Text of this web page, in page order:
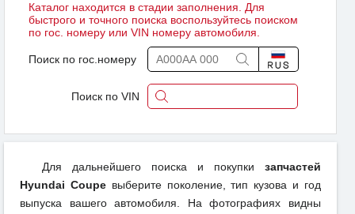
Каталог находится в стадии заполнения. Для
быстрого и точного поиска воспользуйтесь поиском
по гос. номеру или VIN номеру автомобиля.
Поиск по гос.номеру
Поиск по VIN
Для дальнейшего поиска и покупки запчастей
Hyundai Coupeвыберите поколение, тип кузова и год
выпуска вашего автомобиля. На фотографиях видны